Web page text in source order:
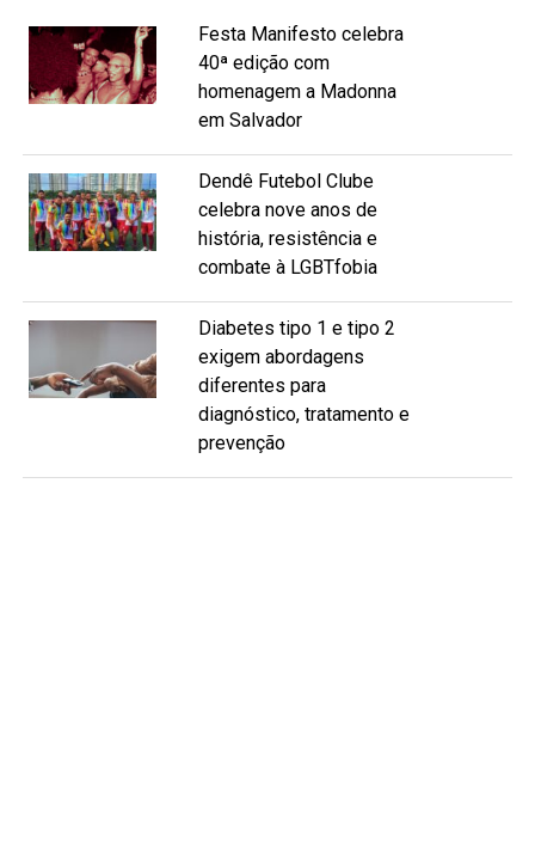
Festa Manifesto celebra
40ª edição com
homenagem a Madonna
em Salvador
Dendê Futebol Clube
celebra nove anos de
história, resistência e
combate à LGBTfobia
Diabetes tipo 1 e tipo 2
exigem abordagens
diferentes para
diagnóstico, tratamento e
prevenção